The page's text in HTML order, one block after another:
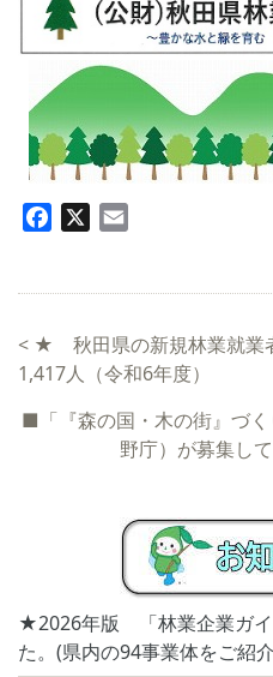
Facebook
< ★ 秋田県の新規林業就業
1,417人（令和6年度）
■「『森の国・木の街』づ
野庁）が募集し
★2026年版 「林業企業ガイ
た。(県内の94事業体をご紹介